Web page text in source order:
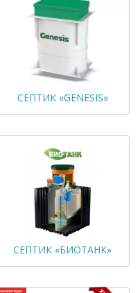
СЕПТИК «GENESIS»
СЕПТИК «БИОТАНК»